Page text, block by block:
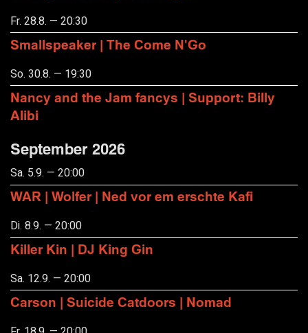
Fr. 28.8. — 20:30
Smallspeaker | The Come N'Go
So. 30.8. — 19:30
Nancy and the Jam fancys | Support: Billy
Alibi
September 2026
Sa. 5.9. — 20:00
WAR | Wolfer | Ned vor em erschte Kafi
Di. 8.9. — 20:00
Killer Kin | DJ King Gin
Sa. 12.9. — 20:00
Carson | Suicide Catdoors | Nomad